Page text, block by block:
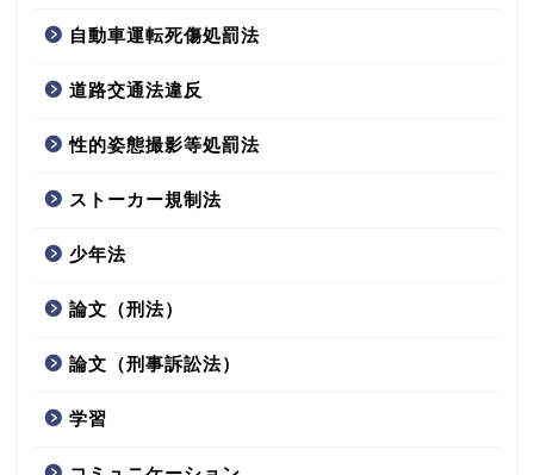
自動車運転死傷処罰法
道路交通法違反
性的姿態撮影等処罰法
ストーカー規制法
少年法
論文（刑法）
論文（刑事訴訟法）
学習